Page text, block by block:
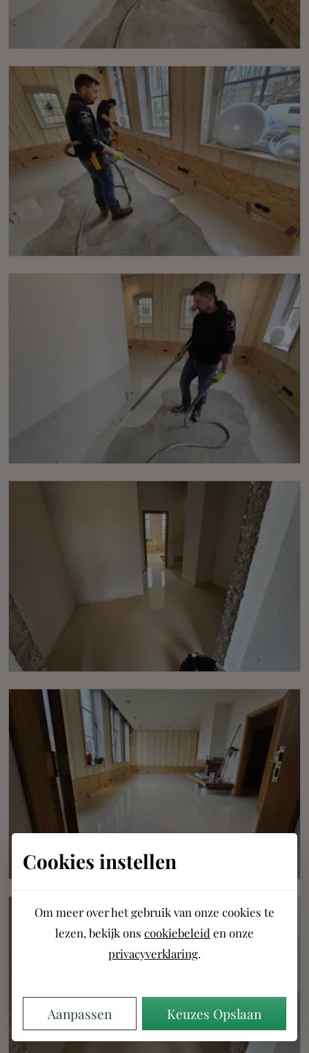
Cookies instellen
Om meer over het gebruik van onze cookies te
lezen, bekijk ons cookiebeleid en onze
privacyverklaring.
Aanpassen Keuzes Opslaan